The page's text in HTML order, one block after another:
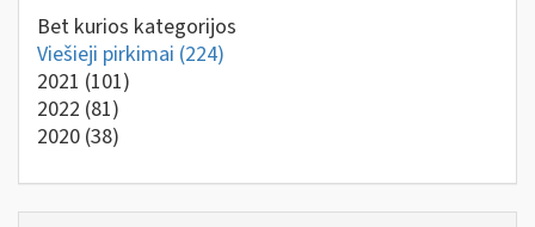
Bet kurios kategorijos
Viešieji pirkimai (224)
2021 (101)
2022 (81)
2020 (38)